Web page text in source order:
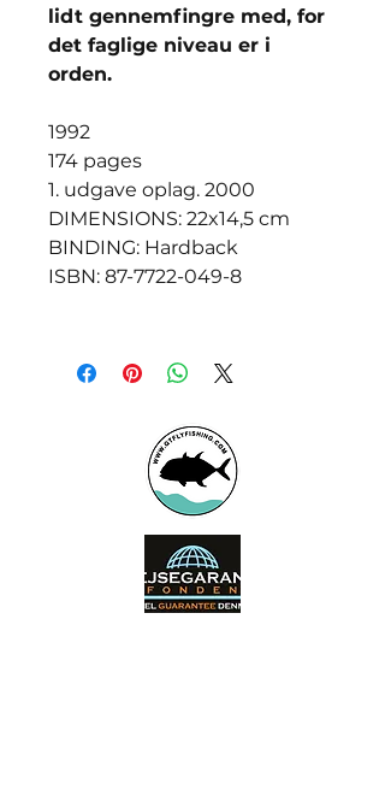
lidt gennemfingre med, for
det faglige niveau er i
orden.
1992
174 pages
1. udgave oplag. 2000
DIMENSIONS: 22x14,5 cm
BINDING: Hardback
ISBN: 87-7722-049-8